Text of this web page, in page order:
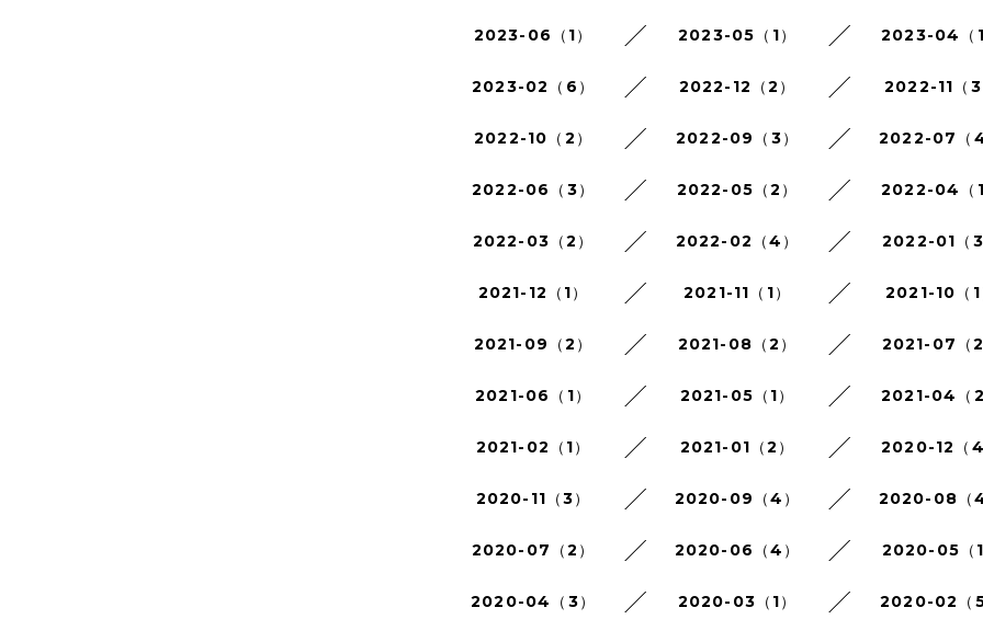
2023-06（1） 2023-05（1） 2023-04（1
2023-02（6） 2022-12（2） 2022-11（3
2022-10（2） 2022-09（3） 2022-07（4
2022-06（3） 2022-05（2） 2022-04（1
2022-03（2） 2022-02（4） 2022-01（3
2021-12（1） 2021-11（1） 2021-10（1
2021-09（2） 2021-08（2） 2021-07（2
2021-06（1） 2021-05（1） 2021-04（2
2021-02（1） 2021-01（2） 2020-12（4
2020-11（3） 2020-09（4） 2020-08（4
2020-07（2） 2020-06（4） 2020-05（1
2020-04（3） 2020-03（1） 2020-02（5